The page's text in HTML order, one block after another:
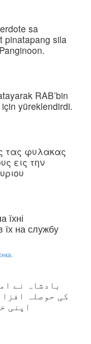
sa
pinatapang sila
RAB’bin
için yüreklendirdi.
τας φυλακας
εις την
їхні
їх на службу
بادشاہ نے
کی حوصلہ
اپنی